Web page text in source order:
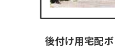
後付け用宅配